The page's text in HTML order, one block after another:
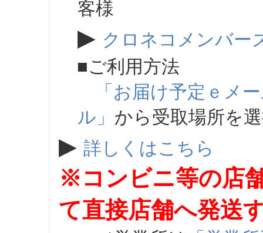
客様
▶ クロネコメンバー
■ご利用方法
「お届け予定ｅメ
ル」 から受取場所を
▶ 詳しくはこちら
※コンビニ等の店
て直接店舗へ発送